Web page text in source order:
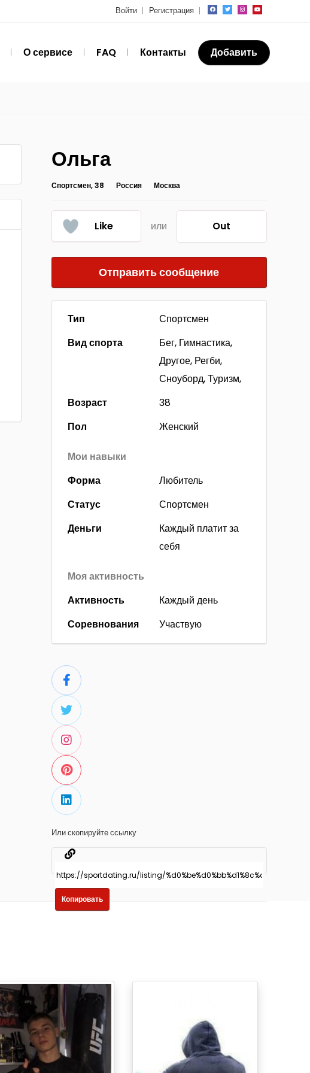
Войти Регистрация
О сервисе FAQ Контакты Добавить
Ольга
Спортсмен, 38 Россия Москва
Like или Out
Отправить сообщение
Тип
Спортсмен
Вид спорта
Бег, Гимнастика,
Другое, Регби,
Сноуборд, Туризм,
Возраст
38
Пол
Женский
Мои навыки
Форма
Любитель
Статус
Спортсмен
Деньги
Каждый платит за
себя
Моя активность
Активность
Каждый день
Соревнования
Участвую
Или скопируйте ссылку
Копировать